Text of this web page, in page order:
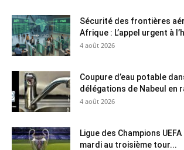
Sécurité des frontières
Afrique : L’appel urgent à
4 août 2026
Coupure d’eau potable
délégations de Nabeul en
4 août 2026
Ligue des Champions
mardi au troisième tour...